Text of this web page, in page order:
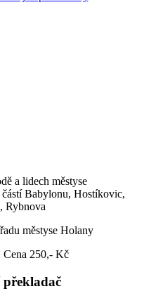
a lidech městyse
Babylonu, Hostíkovic,
Rybnova
městyse Holany
Cena 250,- Kč